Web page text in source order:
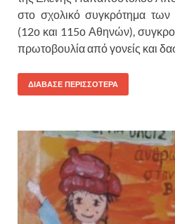
στο σχολικό συγκρότημα
(12ο και 115ο Αθηνών),
πρωτοβουλία από γονείς και
ΔΙΑΒΑΣΕ ΠΕΡΙΣΣΟΤΕΡΑ